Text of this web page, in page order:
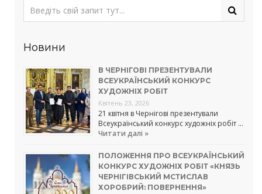
Новини
В ЧЕРНІГОВІ ПРЕЗЕНТУВАЛИ
ВСЕУКРАЇНСЬКИЙ КОНКУРС
ХУДОЖНІХ РОБІТ
Квітень 23, 2026
21 квітня в Чернігові презентували
Всеукраїнський конкурс художніх робіт …
Читати далі »
ПОЛОЖЕННЯ ПРО ВСЕУКРАЇНСЬКИЙ
КОНКУРС ХУДОЖНІХ РОБІТ «КНЯЗЬ
ЧЕРНІГІВСЬКИЙ МСТИСЛАВ
ХОРОБРИЙ: ПОВЕРНЕННЯ»